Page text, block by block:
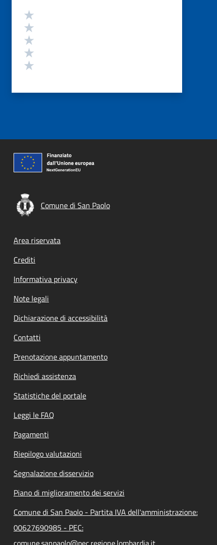
Valutazione
Comune di San Paolo
Footer menu
Area riservata
Crediti
Informativa privacy
Note legali
Dichiarazione di accessibilità
Contatti
Prenotazione appuntamento
Richiedi assistenza
Statistiche del portale
Leggi le FAQ
Pagamenti
Riepilogo valutazioni
Segnalazione disservizio
Piano di miglioramento dei servizi
Comune di San Paolo - Partita IVA dell'amministrazione:
00627690985 - PEC: